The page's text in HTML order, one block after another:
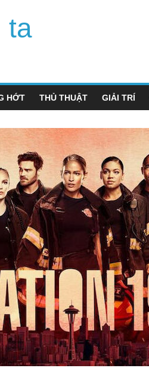
ta
HỚT THỦ THUẬT GIẢI TRÍ